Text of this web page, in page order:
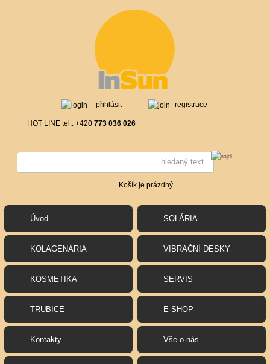
registrace
přihlásit
HOT LINE tel.: +420 773 036 026
Košík je prázdný
Úvod SOLÁRIA
KOLAGENÁRIA VIBRAČNÍ DESKY
KOSMETIKA SERVIS
TRUBICE E-SHOP
Kontakty Vše o nás